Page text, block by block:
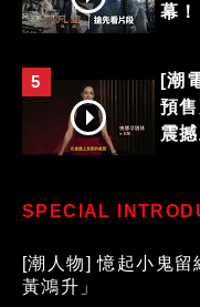
幕！
5
[潮
預
震撼
SPECIAL
[潮人物] 憶起小鬼留
黃鴻升」